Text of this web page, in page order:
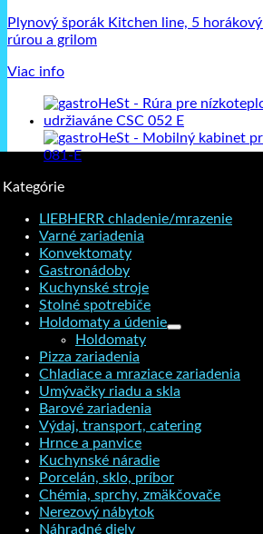
Plynový šporák Kitchen line, 5
rúrou a grilom
Viac info
Kategórie
LIEBHERR chladenie/mrazenie
Varné zariadenia
Konvektomaty
Gastronádoby
Kuchynské stroje
Stolné spotrebiče
Holdomaty a údenie
Holdomaty
Pizza zariadenia
Chladiace a mraziace zariadenia
Umývačky riadu a skla
Barové zariadenia
Výdaj, transport, catering
Hrnce a panvice
Kuchynské náradie
Porcelán, sklo, príbor
Chémia, sprchy, zmäkčovače
Nerezový nábytok
Náhradné diely